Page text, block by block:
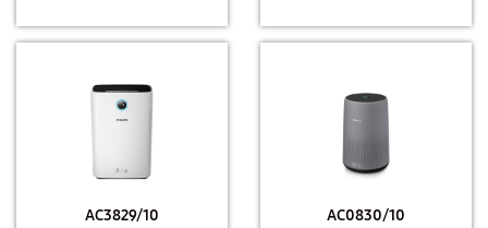
AC3829/10 AC0830/10